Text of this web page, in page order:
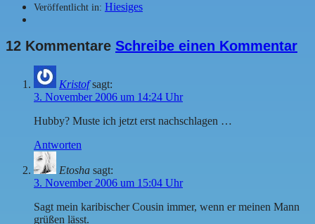
Veröffentlicht in: Hiesiges
12 Kommentare Schreibe einen Kommentar
Kristof sagt:
3. November 2006 um 14:24 Uhr
Hubby? Muste ich jetzt erst nachschlagen …
Antworten
Etosha sagt:
3. November 2006 um 15:04 Uhr
Sagt mein karibischer Cousin immer, wenn er meinen Mann
grüßen lässt.